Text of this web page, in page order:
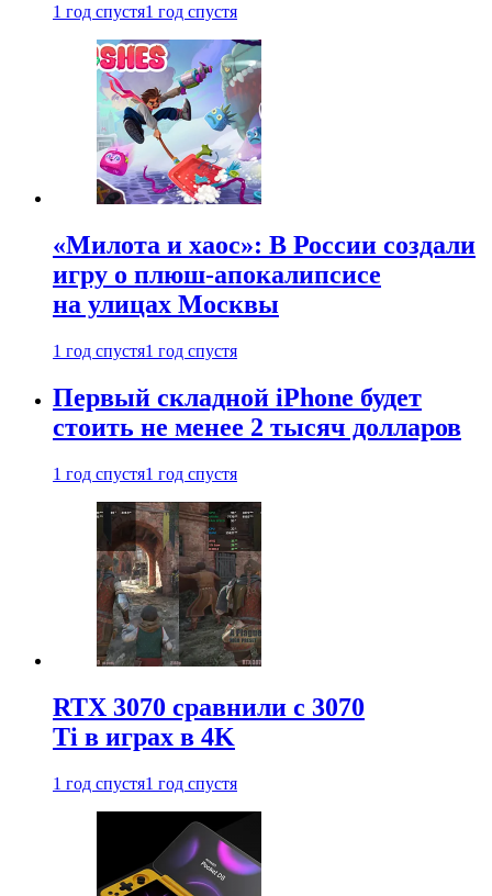
1 год спустя1 год спустя
«Милота и хаос»: В России создали
игру о плюш-апокалипсисе
на улицах Москвы
1 год спустя1 год спустя
Первый складной iPhone будет
стоить не менее 2 тысяч долларов
1 год спустя1 год спустя
RTX 3070 сравнили с 3070
Ti в играх в 4K
1 год спустя1 год спустя